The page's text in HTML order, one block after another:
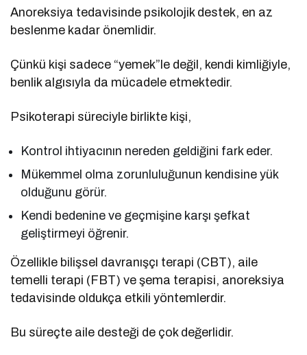
Anoreksiya tedavisinde psikolojik destek, en az
beslenme kadar önemlidir.
Çünkü kişi sadece “yemek”le değil, kendi kimliğiyle,
benlik algısıyla da mücadele etmektedir.
Psikoterapi süreciyle birlikte kişi,
Kontrol ihtiyacının nereden geldiğini fark eder.
Mükemmel olma zorunluluğunun kendisine yük
olduğunu görür.
Kendi bedenine ve geçmişine karşı şefkat
geliştirmeyi öğrenir.
Özellikle bilişsel davranışçı terapi (CBT), aile
temelli terapi (FBT) ve şema terapisi, anoreksiya
tedavisinde oldukça etkili yöntemlerdir.
Bu süreçte aile desteği de çok değerlidir.